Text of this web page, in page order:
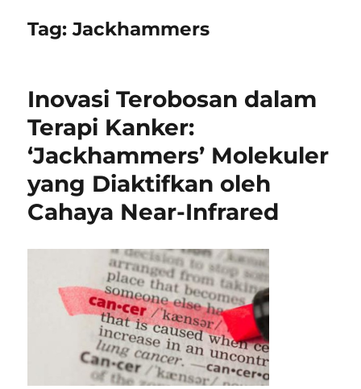
Tag:Jackhammers
Inovasi Terobosan dalam
Terapi Kanker:
‘Jackhammers’ Molekuler
yang Diaktifkan oleh
Cahaya Near-Infrared